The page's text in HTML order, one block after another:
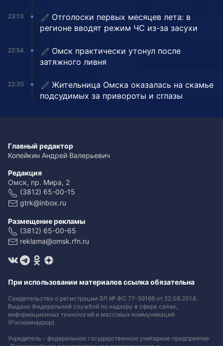
23:13
Отголоски первых месяцев лета: в
регионе вводят режим ЧС из-за засухи
22:54
Омск практически утонул после
затяжного ливня
22:35
Жительница Омска оказалась на скамье
подсудимых за привороты и сглазы
Главный редактор
Копейкин Андрей Валерьевич
Редакция
Омск, пр. Мира, 2
(3812) 65-00-15
gtrk@inbox.ru
Размещение рекламы
(3812) 65-00-65
reklama@omsk.rfn.ru
При использовании материалов ссылка обязательна
Свидетельство о регистрации ЭЛ № ФС 77-59166 от 22.08.2014.
Выдано Федеральной службой по надзору в сфере связи,
информационных технологий и массовых коммуникаций
(Роскомнадзор).
Учредитель - федеральное государственное унитарное предприятие